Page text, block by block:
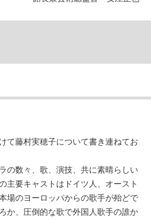
て藤村実穂子について書き連ねてお
の数々、歌、演技、共に素晴らしい
主要キャストはドイツ人、オースト
場のヨーロッパからの歌手が殆どで
か、圧倒的な歌で外国人歌手の誰か